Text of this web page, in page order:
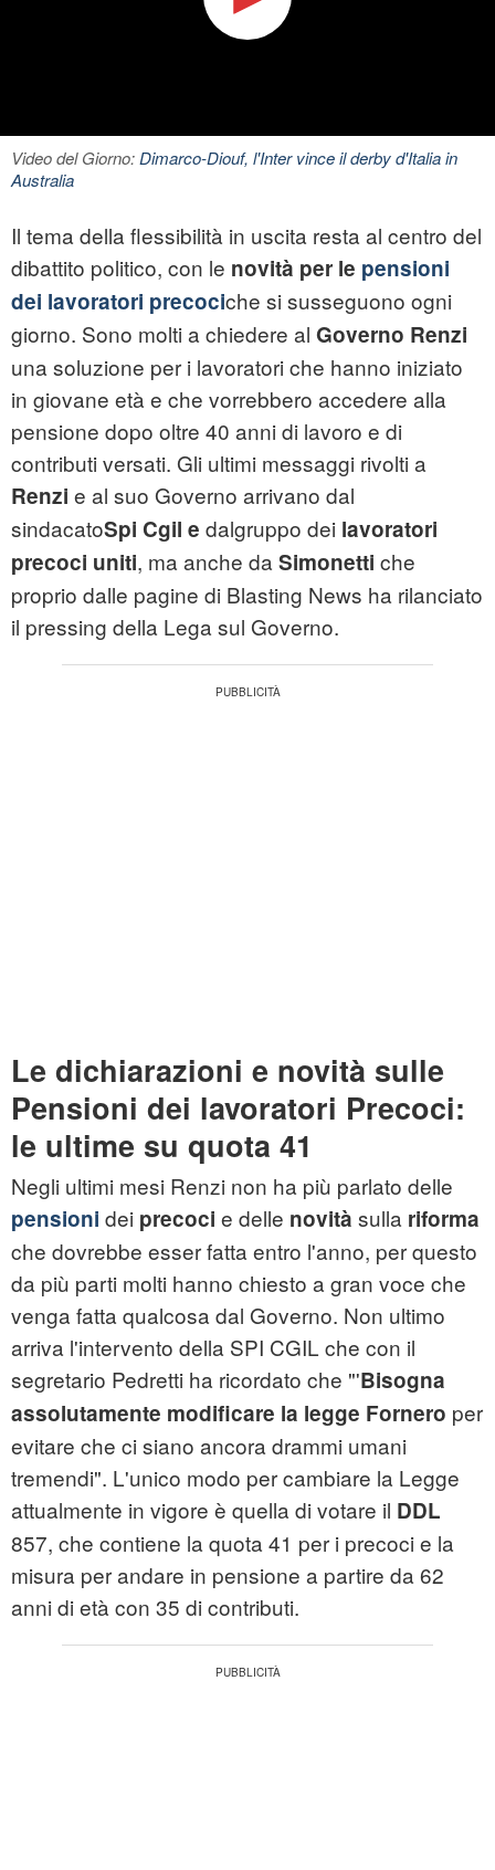
Video del Giorno:Dimarco-Diouf, l'Inter vince il derby d'Italia in
Australia
Il tema della flessibilità in uscita resta al centro del
dibattito politico, con le novità per le pensioni
dei lavoratori precociche si susseguono ogni
giorno. Sono molti a chiedere al Governo Renzi
una soluzione per i lavoratori che hanno iniziato
in giovane età e che vorrebbero accedere alla
pensione dopo oltre 40 anni di lavoro e di
contributi versati. Gli ultimi messaggi rivolti a
Renzi e al suo Governo arrivano dal
sindacatoSpi Cgil e dalgruppo dei lavoratori
precoci uniti, ma anche da Simonetti che
proprio dalle pagine di Blasting News ha rilanciato
il pressing della Lega sul Governo.
Le dichiarazioni e novità sulle
Pensioni dei lavoratori Precoci:
le ultime su quota 41
Negli ultimi mesi Renzi non ha più parlato delle
pensioni dei precoci e delle novità sulla riforma
che dovrebbe esser fatta entro l'anno, per questo
da più parti molti hanno chiesto a gran voce che
venga fatta qualcosa dal Governo. Non ultimo
arriva l'intervento della SPI CGIL che con il
segretario Pedretti ha ricordato che "'Bisogna
assolutamente modificare la legge Fornero per
evitare che ci siano ancora drammi umani
tremendi". L'unico modo per cambiare la Legge
attualmente in vigore è quella di votare il DDL
857, che contiene la quota 41 per i precoci e la
misura per andare in pensione a partire da 62
anni di età con 35 di contributi.